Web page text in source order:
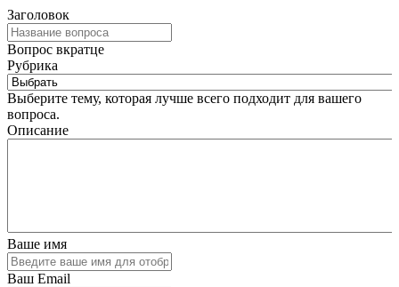
Заголовок
Вопрос вкратце
Рубрика
Выберите тему, которая лучше всего подходит для вашего
вопроса.
Описание
Ваше имя
Ваш Email